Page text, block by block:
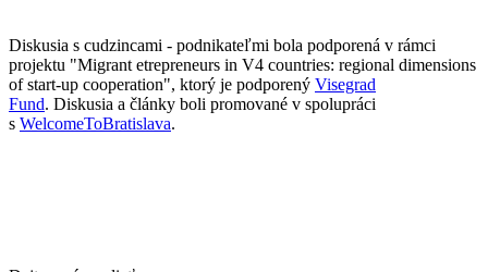
Diskusia s cudzincami - podnikateľmi bola podporená v rámci
projektu "Migrant etrepreneurs in V4 countries: regional dimensions
of start-up cooperation", ktorý je podporený Visegrad
Fund. Diskusia a články boli promované v spolupráci
s WelcomeToBratislava.